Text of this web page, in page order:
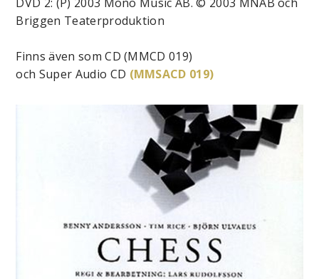
Briggen Teaterproduktion
Finns även som CD (MMCD 019)
och Super Audio CD (MMSACD 019)